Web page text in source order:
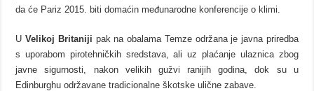
da će Pariz 2015. biti domaćin međunarodne konferencije o klimi.
U Velikoj Britaniji pak na obalama Temze održana je javna priredba
s uporabom pirotehničkih sredstava, ali uz plaćanje ulaznica zbog
javne sigurnosti, nakon velikih gužvi ranijih godina, dok su u
Edinburghu održavane tradicionalne škotske ulične zabave.